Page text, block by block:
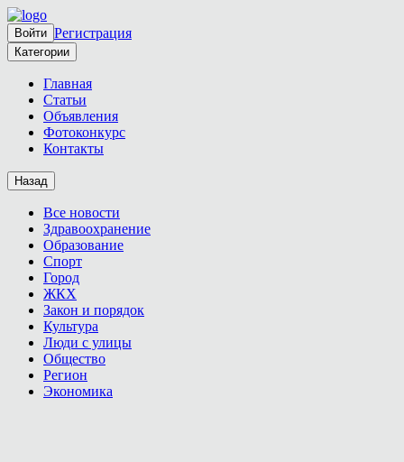
Войти Регистрация
Категории
Главная
Статьи
Объявления
Фотоконкурс
Контакты
Назад
Все новости
Здравоохранение
Образование
Спорт
Город
ЖКХ
Закон и порядок
Культура
Люди с улицы
Общество
Регион
Экономика